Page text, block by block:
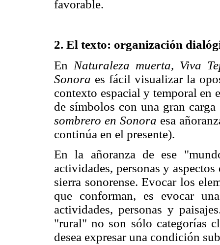
favorable.
2. El texto: organización
En Naturaleza muerta, Viva
Sonora es fácil visualizar la
contexto espacial y temporal en
de símbolos con una gran
sombrero en Sonora esa
continúa en el presente).
En la añoranza de ese
actividades, personas y
sierra sonorense. Evocar los
que conforman, es evocar
actividades, personas y
"rural" no son sólo categorías
desea expresar una condición